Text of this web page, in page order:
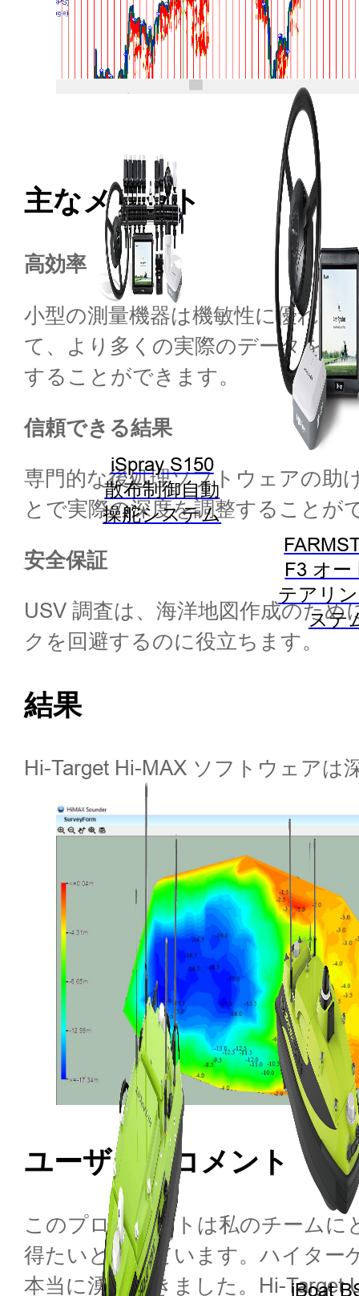
iSpray S150
散布制御自動
操舵システム
F3 オー
テアリ
ステ
iBoat
主なメリット
高効率
小型の測量機器は機敏性に優れて
て、より多くの実際のデータを提
することができます。
信頼できる結果
専門的な後処理ソフトウェアの助
とで実際の深度を調整することが
安全保証
USV 調査は、海洋地図作成のた
クを回避するのに役立ちます。
結果
Hi-Target Hi-MAX ソフトウェア
ユーザーのコメント
このプロジェクトは私のチームに
得たいと考えています。ハイター
本当に湧いてきました。Hi-Target